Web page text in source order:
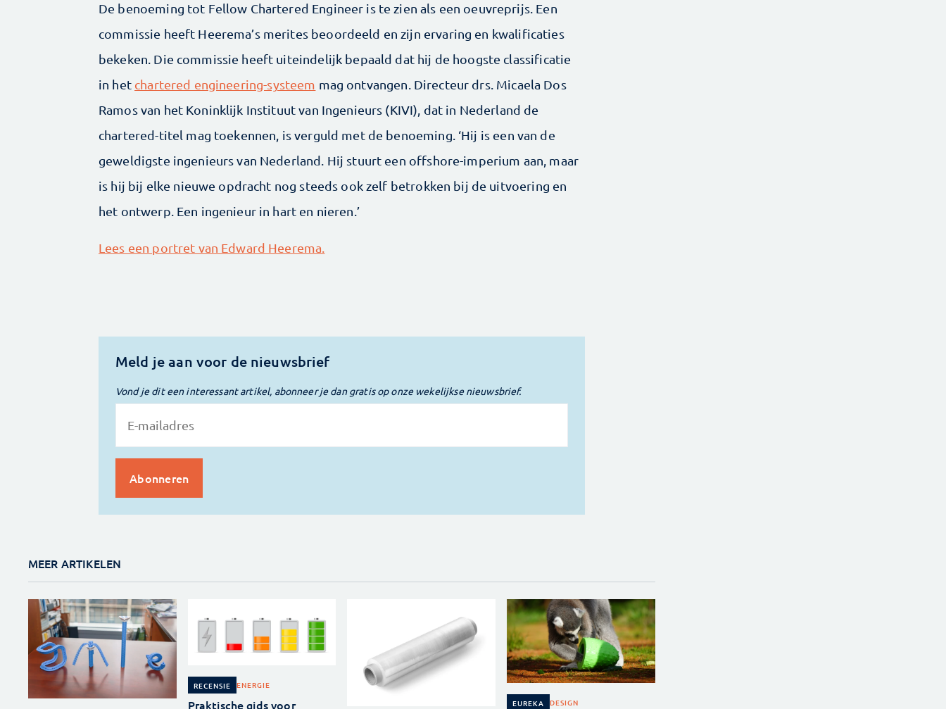
De benoeming tot Fellow Chartered Engineer is te zien als een oeuvreprijs. Een
commissie heeft Heerema’s merites beoordeeld en zijn ervaring en kwalificaties
bekeken. Die commissie heeft uiteindelijk bepaald dat hij de hoogste classificatie
in het chartered engineering-systeem mag ontvangen. Directeur drs. Micaela Dos
Ramos van het Koninklijk Instituut van Ingenieurs (KIVI), dat in Nederland de
chartered-titel mag toekennen, is verguld met de benoeming. ‘Hij is een van de
geweldigste ingenieurs van Nederland. Hij stuurt een offshore-imperium aan, maar
is hij bij elke nieuwe opdracht nog steeds ook zelf betrokken bij de uitvoering en
het ontwerp. Een ingenieur in hart en nieren.’
Lees een portret van Edward Heerema.
Meld je aan voor de nieuwsbrief
Vond je dit een interessant artikel, abonneer je dan gratis op onze wekelijkse nieuwsbrief.
MEER ARTIKELEN
RECENSIE ENERGIE
Praktische gids voor EUREKA DESIGN